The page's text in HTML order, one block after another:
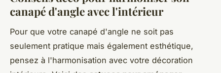
canapé d'angle avec l'intérieur
Pour que votre canapé d'angle ne soit pas
seulement pratique mais également esthétique,
pensez à l'harmonisation avec votre décoration